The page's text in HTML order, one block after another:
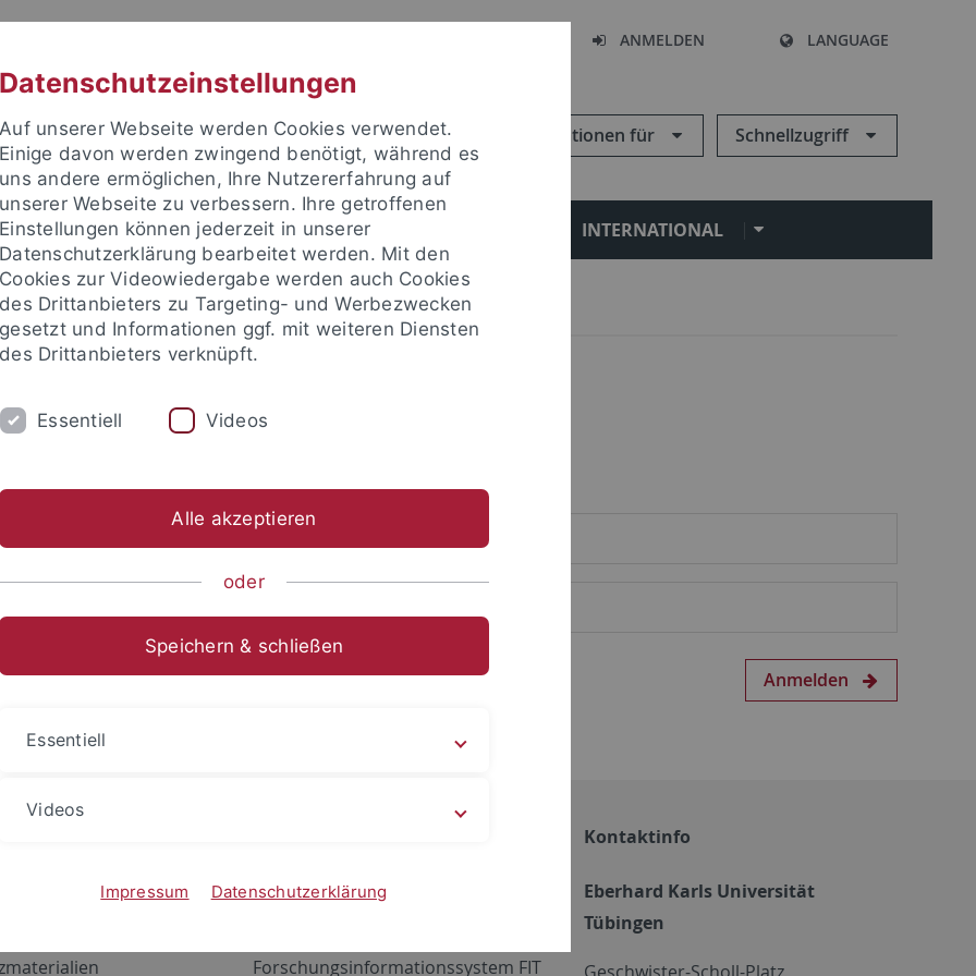
ANMELDEN LANGUAGE
Informationen für Schnellzugriff
FORSCHUNG EINRICHTUNGEN INTERNATIONAL
um sich anzumelden:
Anmelden
Netzwerk
ALMA
Forschungsinformationssystem FIT
Kontaktinfo
Eberhard Karls Universität
Tübingen
Datenschutzeinstellungen
Auf unserer Webseite werden Cookies verwendet.
Einige davon werden zwingend benötigt, während es
uns andere ermöglichen, Ihre Nutzererfahrung auf
unserer Webseite zu verbessern. Ihre getroffenen
Einstellungen können jederzeit in unserer
Datenschutzerklärung bearbeitet werden. Mit den
Cookies zur Videowiedergabe werden auch Cookies
des Drittanbieters zu Targeting- und Werbezwecken
gesetzt und Informationen ggf. mit weiteren Diensten
des Drittanbieters verknüpft.
Essentiell Videos
Alle akzeptieren
oder
Speichern & schließen
Essentiell
Videos
Impressum Datenschutzerklärung